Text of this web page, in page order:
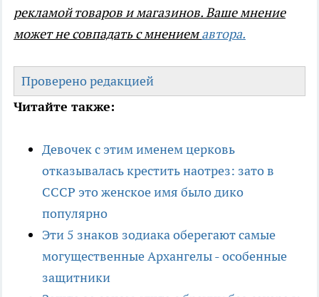
рекламой товаров и магазинов. Ваше мнение
может не совпадать с мнениемавтора.
Проверено редакцией
Читайте также:
Девочек с этим именем церковь
отказывалась крестить наотрез: зато в
СССР это женское имя было дико
популярно
Эти 5 знаков зодиака оберегают самые
могущественные Архангелы - особенные
защитники